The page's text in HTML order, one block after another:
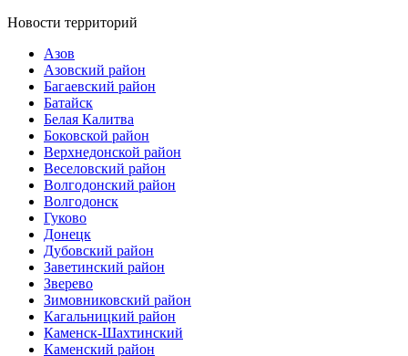
Новости территорий
Азов
Азовский район
Багаевский район
Батайск
Белая Калитва
Боковской район
Верхнедонской район
Веселовский район
Волгодонский район
Волгодонск
Гуково
Донецк
Дубовский район
Заветинский район
Зверево
Зимовниковский район
Кагальницкий район
Каменск-Шахтинский
Каменский район